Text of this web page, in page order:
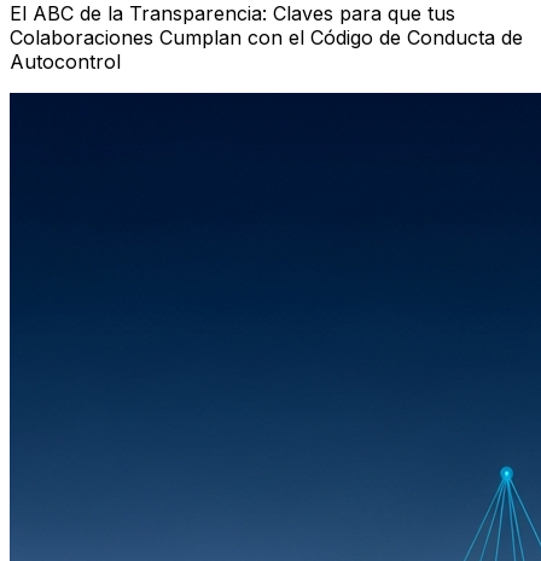
El ABC de la Transparencia: Claves para que tus
Colaboraciones Cumplan con el Código de Conducta de
Autocontrol